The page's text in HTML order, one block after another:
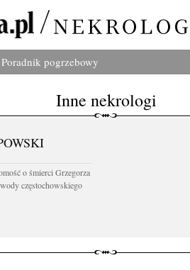
Poradnik pogrzebowy
Inne nekrologi
o śmierci Grzegorza
częstochowskiego